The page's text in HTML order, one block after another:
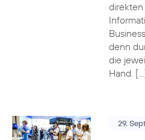
denn
die
Hand.
29.